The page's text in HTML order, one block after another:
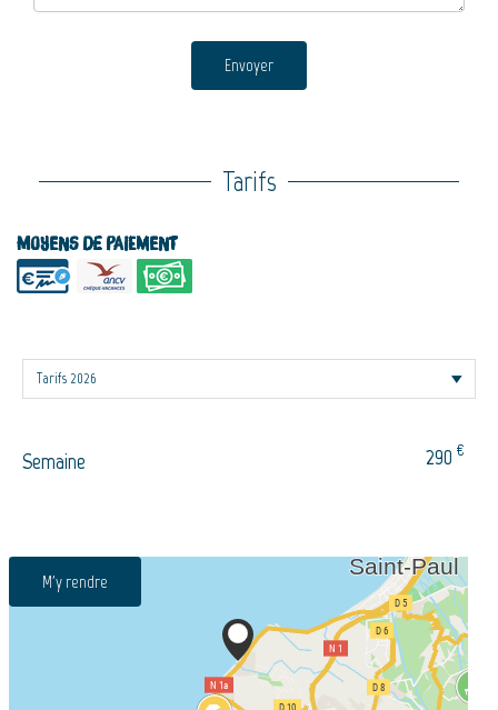
Envoyer
Tarifs
Moyens de paiement
Semaine 290 €
M'y rendre